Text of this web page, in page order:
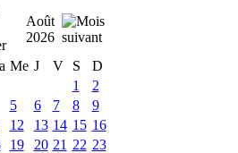
Août
2026
Me J V S
D
1
2
5 6 7 8
9
12 13 14 15 16
19 20 21 22 23